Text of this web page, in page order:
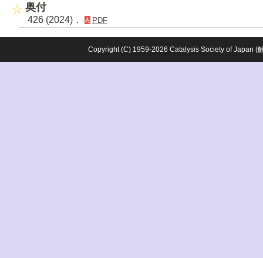
奥付
426 (2024)． PDF
Copyright (C) 1959-2026 Catalysis Society of Japan (